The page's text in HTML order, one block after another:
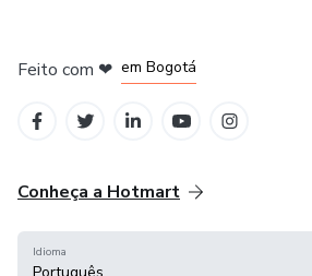
Feito com ❤ em Bogotá
Conheça a Hotmart
Idioma